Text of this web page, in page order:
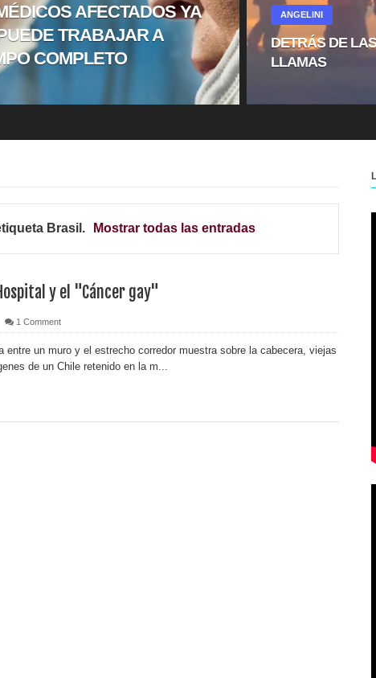
AFECTADOS YA
TRABAJAR A
COMPLETO
ANGELINI
DETRÁS DE
LLAMAS
Brasil . Mostrar todas las entradas
y el "Cáncer gay"
1 Comment
entre un muro y el estrecho corredor muestra sobre la cabecera, viejas
de un Chile retenido en la m...